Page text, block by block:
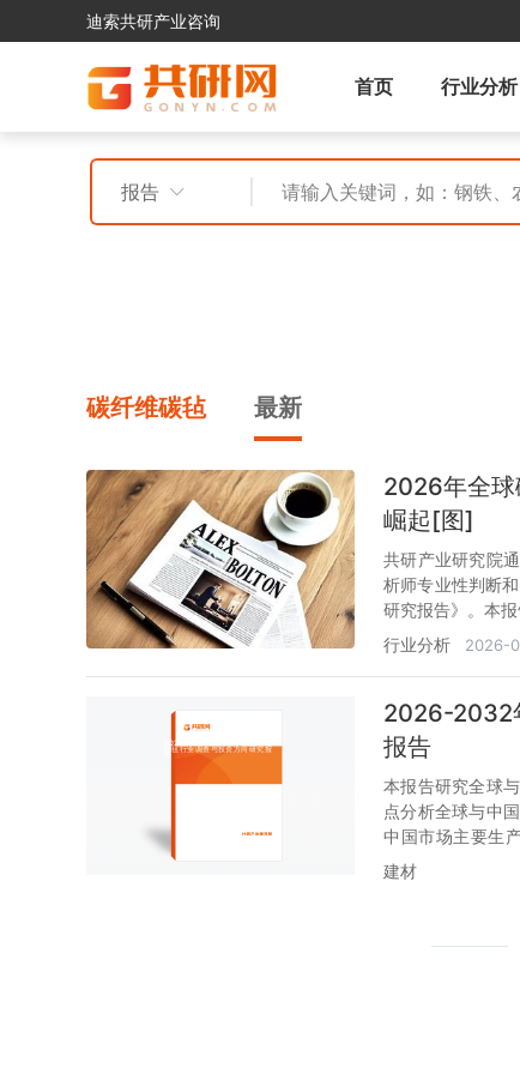
迪索共研产业咨询
首页 行业分析
报告
碳纤维碳毡 最新
2026年全球
崛起[图]
共研产业研究院
析师专业性判断
研究报告》。本
行业分析
2026-
2026-2032
报告
本报告研究全球
点分析全球与中
中国市场主要生
年。
建材